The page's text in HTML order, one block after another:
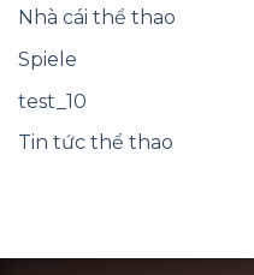
Nhà cái thể thao
Spiele
test_10
Tin tức thể thao